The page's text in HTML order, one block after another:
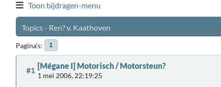
Toon bijdragen-menu
Topics - Ren? v. Kaathoven
Pagina's 1
#1 [Mégane I] Motorisch/Motorsteun?
1 mei 2006, 22:19:25